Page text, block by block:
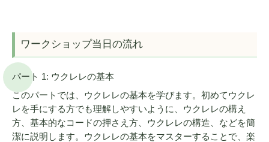
ワークショップ当日の流れ
パート 1: ウクレレの基本
このパートでは、ウクレレの基本を学びます。初めてウクレ
レを手にする方でも理解しやすいように、ウクレレの構え
方、基本的なコードの押さえ方、ウクレレの構造、などを簡
潔に説明します。ウクレレの基本をマスターすることで、楽